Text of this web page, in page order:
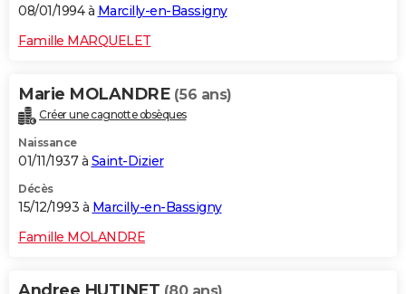
08/01/1994 à Marcilly-en-Bassigny
Famille MARQUELET
Marie MOLANDRE (56 ans)
Créer une cagnotte obsèques
Naissance
01/11/1937 à Saint-Dizier
Décès
15/12/1993 à Marcilly-en-Bassigny
Famille MOLANDRE